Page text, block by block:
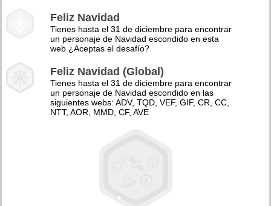
Feliz Navidad
Tienes hasta el 31 de diciembre para encontrar
un personaje de Navidad escondido en esta
web ¿Aceptas el desafío?
Feliz Navidad (Global)
Tienes hasta el 31 de diciembre para encontrar
un personaje de Navidad escondido en las
siguientes webs: ADV, TQD, VEF, GIF, CR, CC,
NTT, AOR, MMD, CF, AVE